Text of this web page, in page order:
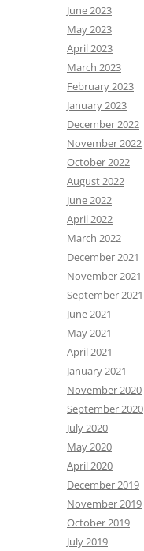
June 2023
May 2023
April 2023
March 2023
February 2023
January 2023
December 2022
November 2022
October 2022
August 2022
June 2022
April 2022
March 2022
December 2021
November 2021
September 2021
June 2021
May 2021
April 2021
January 2021
November 2020
September 2020
July 2020
May 2020
April 2020
December 2019
November 2019
October 2019
July 2019